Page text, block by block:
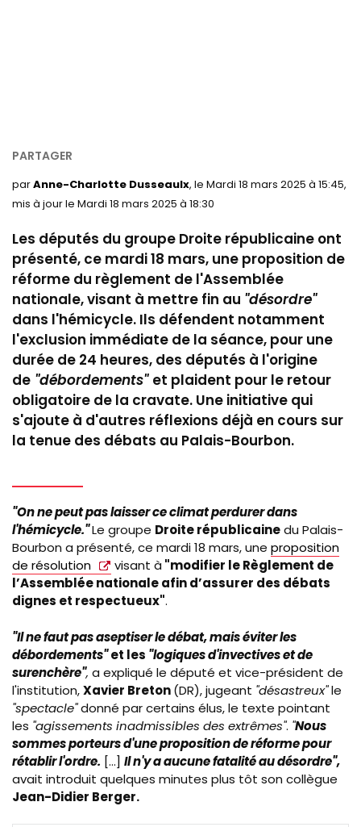
parAnne-Charlotte Dusseaulx, le Mardi 18 mars 2025 à 15:45,
mis à jour le Mardi 18 mars 2025 à 18:30
Les députés du groupe Droite républicaine ont
présenté, ce mardi 18 mars, une proposition de
réforme du règlement de l'Assemblée
nationale, visant à mettre fin au "désordre"
dans l'hémicycle. Ils défendent notamment
l'exclusion immédiate de la séance, pour une
durée de 24 heures, des députés à l'origine
de "débordements" et plaident pour le retour
obligatoire de la cravate. Une initiative qui
s'ajoute à d'autres réflexions déjà en cours sur
la tenue des débats au Palais-Bourbon.
"On ne peut pas laisser ce climat perdurer dans
l'hémicycle."Le groupe Droite républicainedu Palais-
Bourbon a présenté, ce mardi 18 mars, une proposition
de résolution
visant à "modifier le Règlement de
l’Assemblée nationale afind’assurer des débats
dignes et respectueux".
"Il ne faut pas aseptiser le débat, mais éviter les
débordements"et les "logiques d'invectives et de
surenchère", a expliqué le député et vice-président de
l'institution,Xavier Breton(DR), jugeant "désastreux"le
"spectacle"donné par certains élus, le texte pointant
les "agissements inadmissibles des extrêmes". "Nous
sommes porteurs d'une proposition de réforme pour
rétablir l'ordre. [...] Il n'y a aucune fatalité au désordre",
avait introduit quelques minutes plus tôt son collègue
Jean-Didier Berger.